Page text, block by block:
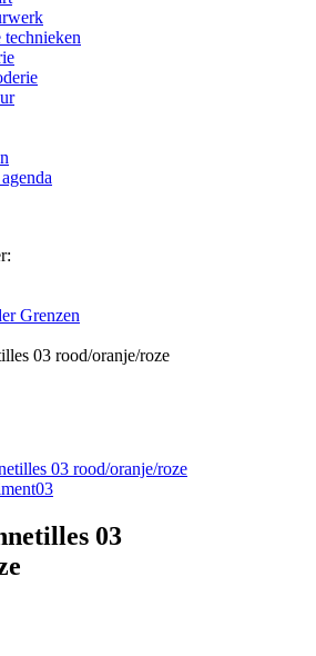
technieken
Grenzen
03 rood/oranje/roze
03